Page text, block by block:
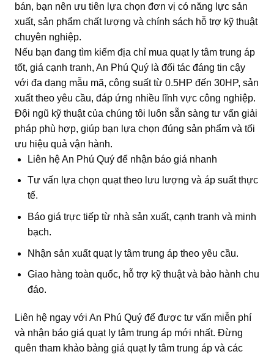
bán, bạn nên ưu tiên lựa chọn đơn vị có năng lực sản
xuất, sản phẩm chất lượng và chính sách hỗ trợ kỹ thuật
chuyên nghiệp.
Nếu bạn đang tìm kiếm địa chỉ mua quạt ly tâm trung áp
tốt, giá cạnh tranh, An Phú Quý là đối tác đáng tin cậy
với đa dạng mẫu mã, công suất từ 0.5HP đến 30HP, sản
xuất theo yêu cầu, đáp ứng nhiều lĩnh vực công nghiệp.
Đội ngũ kỹ thuật của chúng tôi luôn sẵn sàng tư vấn giải
pháp phù hợp, giúp bạn lựa chọn đúng sản phẩm và tối
ưu hiệu quả vận hành.
Liên hệ An Phú Quý để nhận báo giá nhanh
Tư vấn lựa chọn quạt theo lưu lượng và áp suất thực
tế.
Báo giá trực tiếp từ nhà sản xuất, cạnh tranh và minh
bạch.
Nhận sản xuất quạt ly tâm trung áp theo yêu cầu.
Giao hàng toàn quốc, hỗ trợ kỹ thuật và bảo hành chu
đáo.
Liên hệ ngay với An Phú Quý để được tư vấn miễn phí
và nhận báo giá quạt ly tâm trung áp mới nhất. Đừng
quên tham khảo bảng giá quạt ly tâm trung áp và các